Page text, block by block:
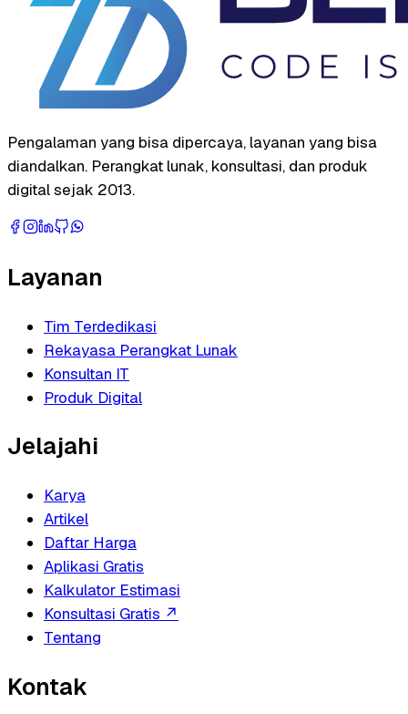
Pengalaman yang bisa dipercaya, layanan yang bisa
diandalkan. Perangkat lunak, konsultasi, dan produk
digital sejak 2013.
Layanan
Tim Terdedikasi
Rekayasa Perangkat Lunak
Konsultan IT
Produk Digital
Jelajahi
Karya
Artikel
Daftar Harga
Aplikasi Gratis
Kalkulator Estimasi
Konsultasi Gratis ↗
Tentang
Kontak